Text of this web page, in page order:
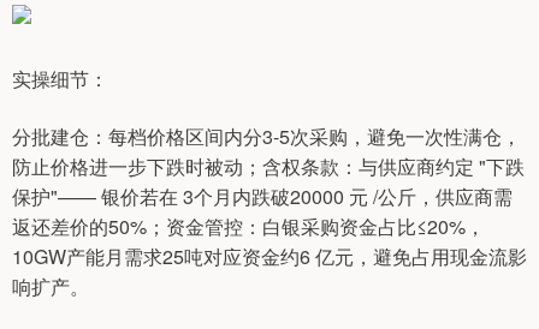
实操细节：
分批建仓：每档价格区间内分3-5次采购，避免一次性满仓，
防止价格进一步下跌时被动；含权条款：与供应商约定 "下跌
保护"—— 银价若在 3个月内跌破20000 元 /公斤，供应商需
返还差价的50%；资金管控：白银采购资金占比≤20%，
10GW产能月需求25吨对应资金约6 亿元，避免占用现金流影
响扩产。